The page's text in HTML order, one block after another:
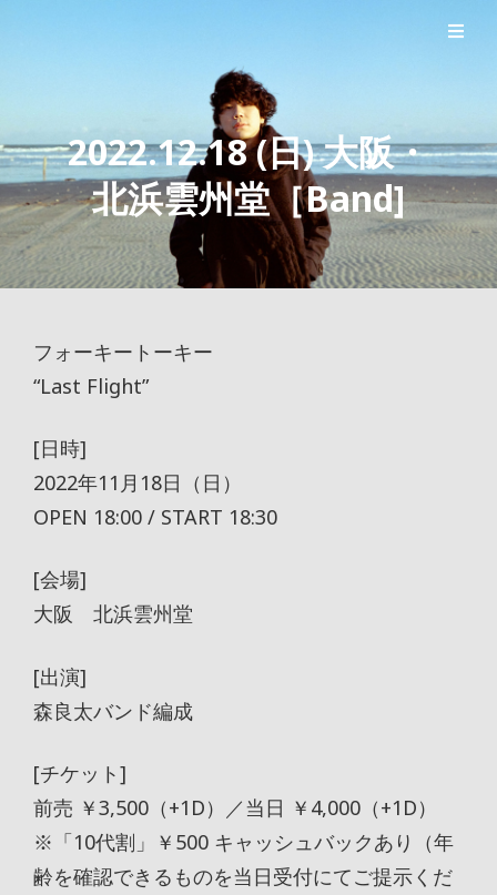
2022.12.18 (日) 大阪・
北浜雲州堂［Band]
フォーキートーキー
“Last Flight”
[日時]
2022年11月18日（日）
OPEN 18:00 / START 18:30
[会場]
大阪 北浜雲州堂
[出演]
森良太バンド編成
[チケット]
前売 ￥3,500（+1D）／当日 ￥4,000（+1D）
※「10代割」￥500 キャッシュバックあり（年
齢を確認できるものを当日受付にてご提示くだ